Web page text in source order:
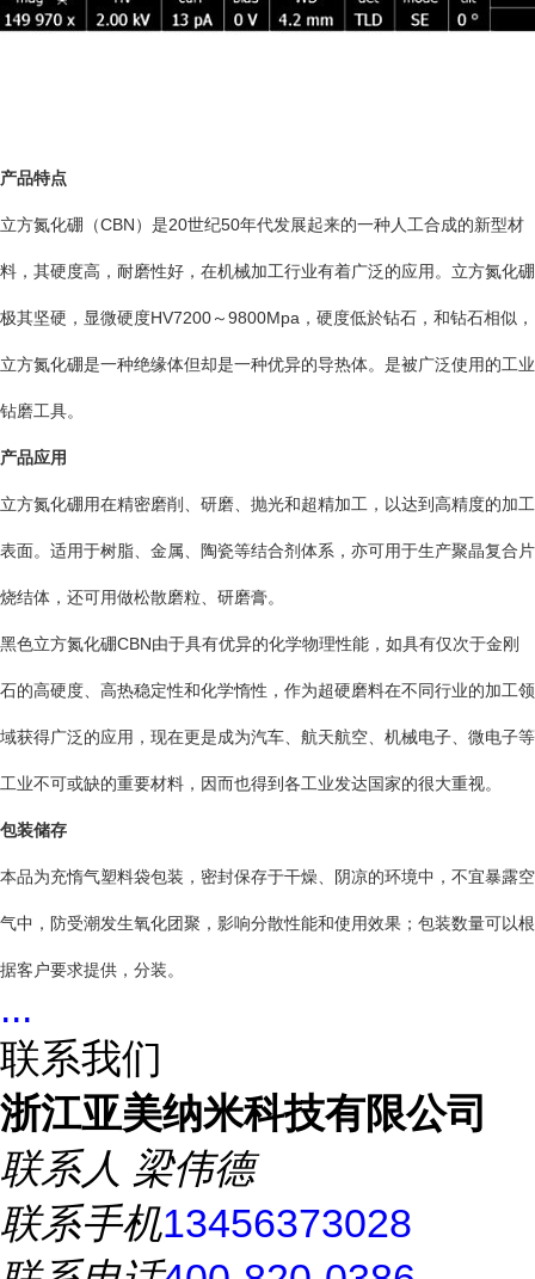
产品特点
立方氮化硼（CBN）是20世纪50年代发展起来的一种人工合成的新型材
料，其硬度高，耐磨性好，在机械加工行业有着广泛的应用。立方氮化硼
极其坚硬，显微硬度HV7200～9800Mpa，硬度低於钻石，和钻石相似，
立方氮化硼是一种绝缘体但却是一种优异的导热体。是被广泛使用的工业
钻磨工具。
产品应用
立方氮化硼用在精密磨削、研磨、抛光和超精加工，以达到高精度的加工
表面。适用于树脂、金属、陶瓷等结合剂体系，亦可用于生产聚晶复合片
烧结体，还可用做松散磨粒、研磨膏。
黑色立方氮化硼CBN由于具有优异的化学物理性能，如具有仅次于金刚
石的高硬度、高热稳定性和化学惰性，作为超硬磨料在不同行业的加工领
域获得广泛的应用，现在更是成为汽车、航天航空、机械电子、微电子等
工业不可或缺的重要材料，因而也得到各工业发达国家的很大重视。
包装储存
本品为充惰气塑料袋包装，密封保存于干燥、阴凉的环境中，不宜暴露空
气中，防受潮发生氧化团聚，影响分散性能和使用效果；包装数量可以根
据客户要求提供，分装。
...
联系我们
浙江亚美纳米科技有限公司
联系人 梁伟德
联系手机13456373028